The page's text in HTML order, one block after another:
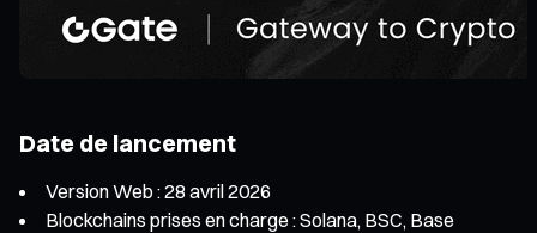
Date de lancement
Version Web : 28 avril 2026
Blockchains prises en charge : Solana, BSC, Base